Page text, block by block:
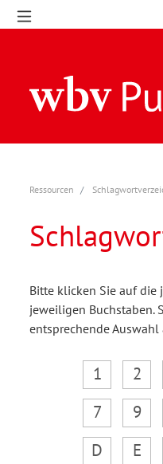
Ressourcen
Bitte klicken Sie auf die
jeweiligen Buchstaben.
entsprechende Auswahl
1 2
7
9
D
E